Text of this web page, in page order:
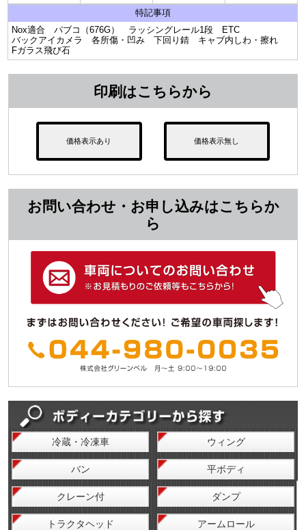
特記事項
Nox適合 パブコ（676G） ラッシングレール1段 ETC
バックアイカメラ 各所傷・凹み 下回り錆 キャブ内しわ・擦れ
Fガラス飛び石
印刷はこちらから
価格表示あり 価格表示無し
お問い合わせ・お申し込みはこちらか
ら
冷蔵・冷凍車 ウィング
バン 平ボディ
クレーン付 ダンプ
トラクタヘッド アームロール